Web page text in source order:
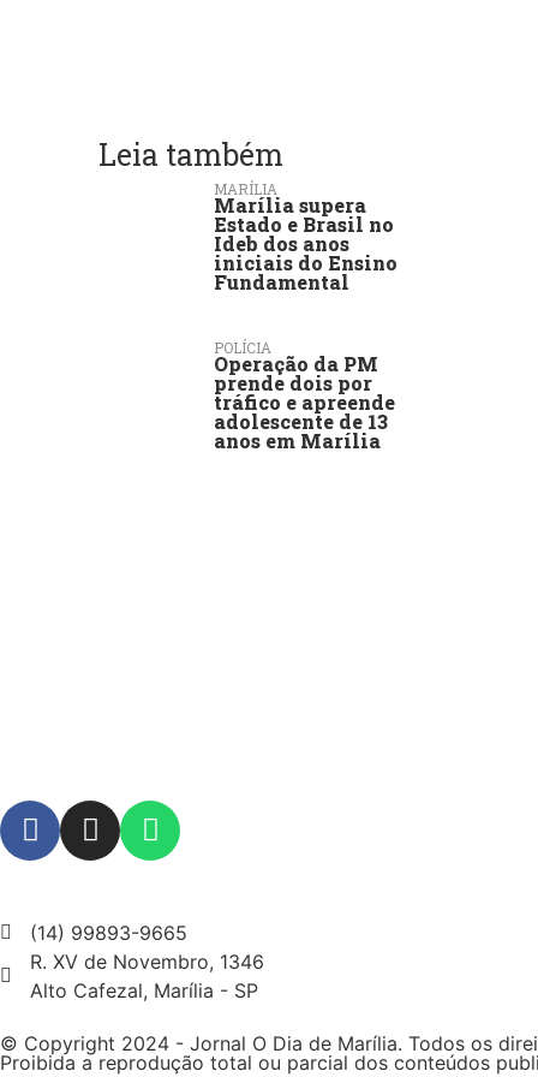
Leia também
MARÍLIA
Marília supera
Estado e Brasil no
Ideb dos anos
iniciais do Ensino
Fundamental
POLÍCIA
Operação da PM
prende dois por
tráfico e apreende
adolescente de 13
anos em Marília
(14) 99893-9665
R. XV de Novembro, 1346
Alto Cafezal, Marília - SP
© Copyright 2024 - Jornal O Dia de Marília. Todos os
Proibida a reprodução total ou parcial dos conteúdos